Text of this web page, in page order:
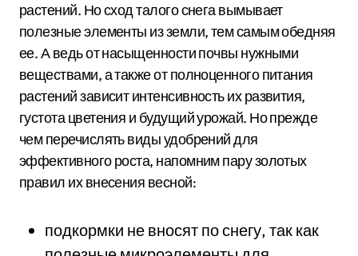
растений. Но сход талого снега вымывает
полезные элементы из земли, тем самым обедняя
ее. А ведь от насыщенности почвы нужными
веществами, а также от полноценного питания
растений зависит интенсивность их развития,
густота цветения и будущий урожай. Но прежде
чем перечислять виды удобрений для
эффективного роста, напомним пару золотых
правил их внесения весной:
подкормки не вносят по снегу, так как